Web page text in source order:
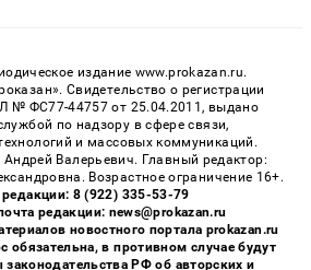
издание www.prokazan.ru.
Cвидетельство о регистрации
№ ФС77-44757 от 25.04.2011, выдано
по надзору в сфере связи,
и массовых коммуникаций.
Валерьевич. Главный редактор:
Возрастное ограничение 16+.
8 (922) 335-53-79
редакции: news@prokazan.ru
новостного портала prokazan.ru
обязательна, в противном случае будут
РФ об авторских и